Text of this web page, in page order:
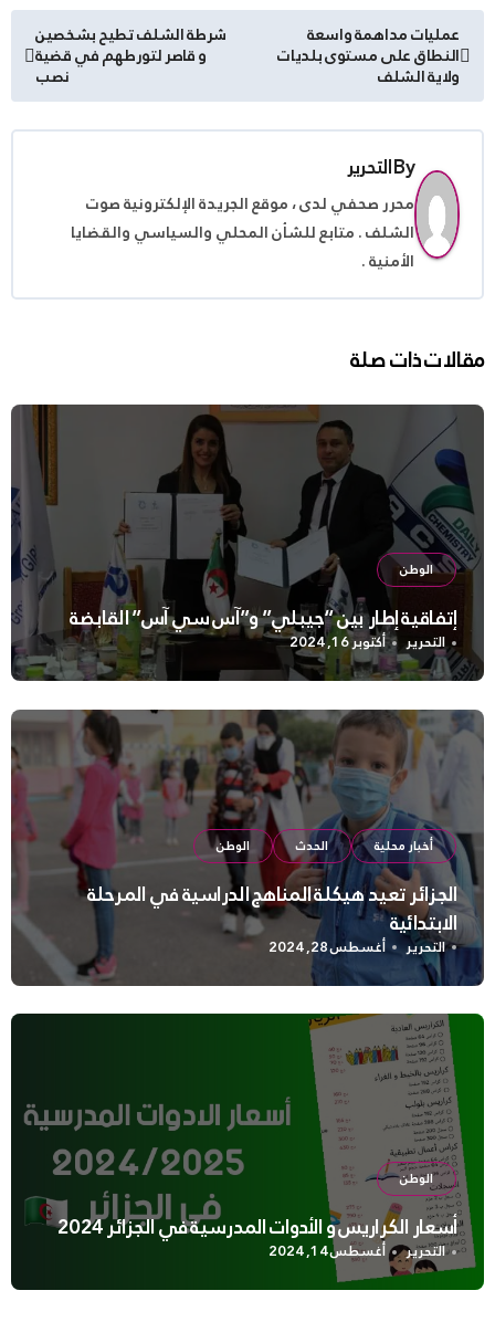
تصفّح
المقالات
عمليات مداهمة واسعة
النطاق على مستوى بلديات
ولاية الشلف
شرطة الشلف تطيح بشخصين
و قاصر لتورطهم في قضية
نصب
Byالتحرير
محرر صحفي لدى ، موقع الجريدة الإلكترونية صوت
الشلف . متابع للشأن المحلي والسياسي والقضايا
الأمنية .
مقالات ذات صلة
الوطن
إتفاقية إطار بين “جيبلي” و”آس سي آس” القابضة
التحرير أكتوبر 16, 2024
أخبار محلية الحدث الوطن
الجزائر تعيد هيكلة المناهج الدراسية في المرحلة
الابتدائية
التحرير أغسطس 28, 2024
الوطن
أسعار الكراريس و الأدوات المدرسية في الجزائر 2024
التحرير أغسطس 14, 2024